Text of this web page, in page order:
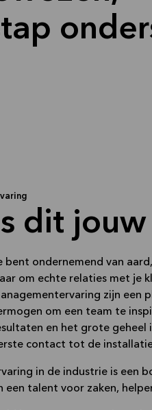
dit jouw
bent ondernemend van
om echte relaties met je
zijn een
om een team te
en het grote geheel
contact tot de
in de industrie is een
een talent voor zaken,